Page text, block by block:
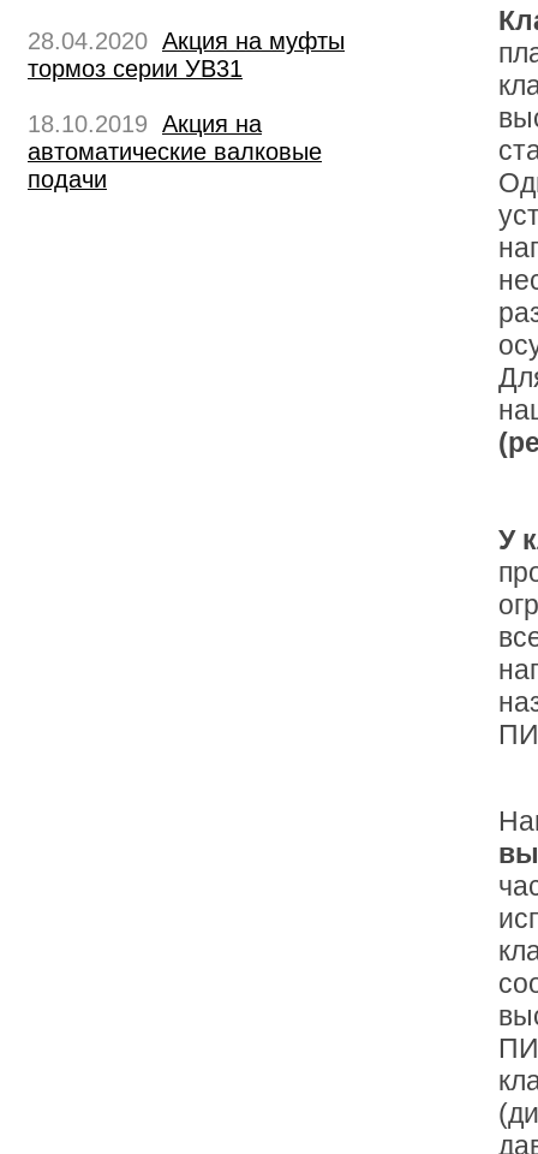
28.04.2020 Акция на муфты
тормоз серии УВ31
18.10.2019 Акция на
автоматические валковые
подачи
У